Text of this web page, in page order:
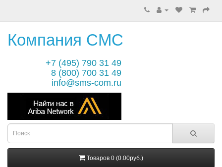
Компания СМС
+7 (495) 790 31 49
8 (800) 700 31 49
info@sms-com.ru
Товаров 0 (0.00руб.)